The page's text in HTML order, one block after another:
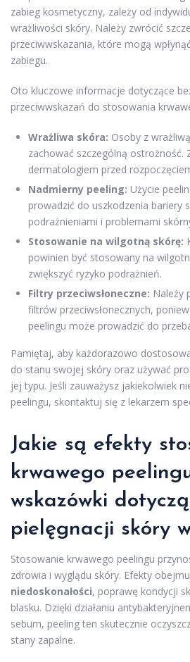
zabieg kosmetyczny, zależy od
wrażliwości skóry. Należy zwrócić
przeciwwskazania, które mogą
zabiegu.
Oto kluczowe informacje dotyczące
przeciwwskazań do stosowania
Wrażliwa skóra: Osoby z
zachować szczególną ostrożność.
dermatologiem przed
Nadmierny peeling: Użycie
prowadzić do uszkodzenia bariery
podrażnieniami i problemami
Stosowanie na wilgotną skórę:
powinien być stosowany na
zwiększyć ryzyko podrażnień.
Filtry przeciwsłoneczne: Należy
filtrów przeciwsłonecznych,
peelingu może prowadzić do
Pamiętaj, aby każdorazowo
do stanu swojej skóry oraz używać
jej typu. Jeśli zauważysz jakiekolwiek
peelingu, skontaktuj się z lekarzem
Jakie są efekty
krwawego
wskazówki
pielęgnacji skóry
Stosowanie krwawego peelingu
zdrowia i wyglądu skóry. Efekty
niedoskonałości, poprawę kondycji
blasku. Dzięki działaniu
sebum, peeling ten skutecznie
stany zapalne.